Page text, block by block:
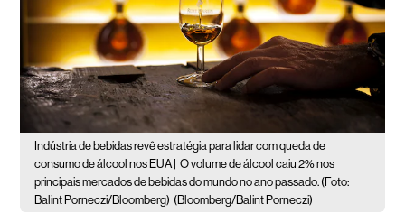
Indústria de bebidas revê estratégia para lidar com queda de
consumo de álcool nos EUA |
O volume de álcool caiu 2% nos
principais mercados de bebidas do mundo no ano passado. (Foto:
Balint Porneczi/Bloomberg) (Bloomberg/Balint Porneczi)